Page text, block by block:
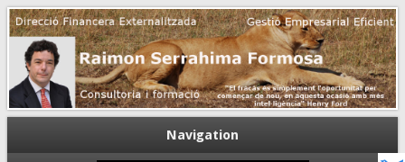
Dirección financiera de la PyME
Gestión empresarial eficiente. Dirección financiera externalizada.
Navigation